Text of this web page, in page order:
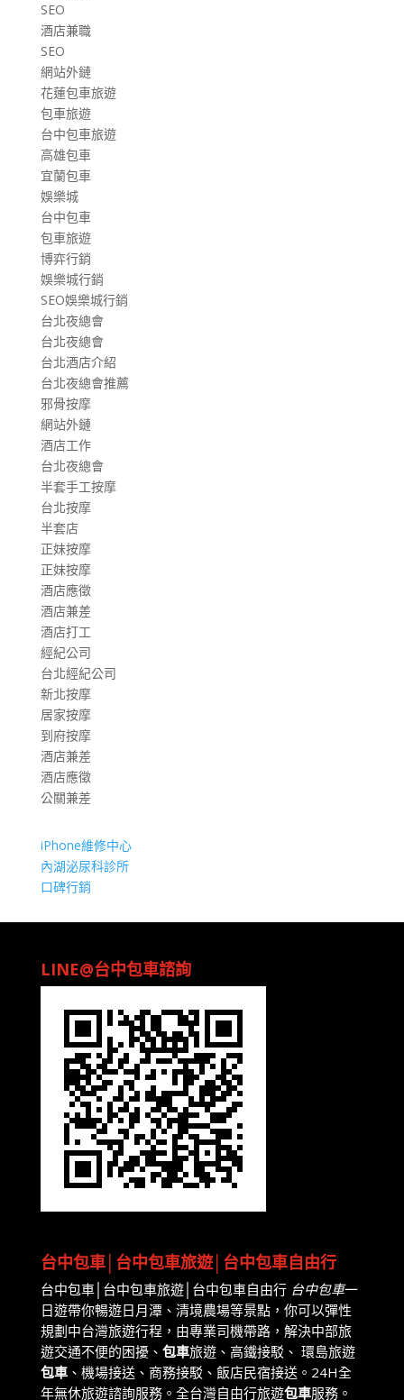
SEO
酒店兼職
SEO
網站外鏈
花蓮包車旅遊
包車旅遊
台中包車旅遊
高雄包車
宜蘭包車
娛樂城
台中包車
包車旅遊
博弈行銷
娛樂城行銷
SEO娛樂城行銷
台北夜總會
台北夜總會
台北酒店介紹
台北夜總會推薦
邪骨按摩
網站外鏈
酒店工作
台北夜總會
半套手工按摩
台北按摩
半套店
正妹按摩
正妹按摩
酒店應徵
酒店兼差
酒店打工
經紀公司
台北經紀公司
新北按摩
居家按摩
到府按摩
酒店兼差
酒店應徵
公關兼差
iPhone維修中心
內湖泌尿科診所
口碑行銷
LINE@台中包車諮詢
台中包車│台中包車旅遊│台中包車自由行
台中包車│台中包車旅遊│台中包車自由行 台中包車一
日遊帶你暢遊日月潭、清境農場等景點，你可以彈性
規劃中台灣旅遊行程，由專業司機帶路，解決中部旅
遊交通不便的困擾、 包車旅遊、高鐵接駁、 環島旅遊
包車、機場接送、商務接駁、飯店民宿接送。24H全
年無休旅遊諮詢服務。全台灣自由行旅遊包車服務。